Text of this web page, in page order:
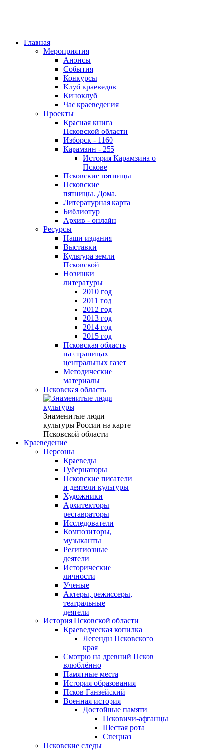
Главная
Мероприятия
Анонсы
События
Конкурсы
Клуб краеведов
Киноклуб
Час краеведения
Проекты
Красная книга
Псковской области
Изборск - 1160
Карамзин - 255
История Карамзина о
Пскове
Псковские пятницы
Псковские
пятницы. Дома.
Литературная карта
Библиотур
Архив - онлайн
Ресурсы
Наши издания
Выставки
Культура земли
Псковской
Новинки
литературы
2010 год
2011 год
2012 год
2013 год
2014 год
2015 год
Псковская область
на страницах
центральных газет
Методические
материалы
Псковская область
Знаменитые люди
культуры России на карте
Псковской области
Краеведение
Персоны
Краеведы
Губернаторы
Псковские писатели
и деятели культуры
Художники
Архитекторы,
реставраторы
Исследователи
Композиторы,
музыканты
Религиозные
деятели
Исторические
личности
Ученые
Актеры, режиссеры,
театральные
деятели
История Псковской области
Краеведческая копилка
Легенды Псковского
края
Смотрю на древний Псков
влюблённо
Памятные места
История образования
Псков Ганзейский
Военная история
Достойные памяти
Псковичи-афганцы
Шестая рота
Спецназ
Псковские следы